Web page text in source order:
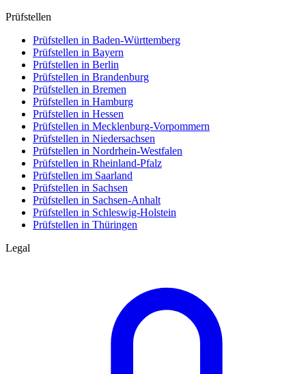
Prüfstellen
Prüfstellen in Baden-Württemberg
Prüfstellen in Bayern
Prüfstellen in Berlin
Prüfstellen in Brandenburg
Prüfstellen in Bremen
Prüfstellen in Hamburg
Prüfstellen in Hessen
Prüfstellen in Mecklenburg-Vorpommern
Prüfstellen in Niedersachsen
Prüfstellen in Nordrhein-Westfalen
Prüfstellen in Rheinland-Pfalz
Prüfstellen im Saarland
Prüfstellen in Sachsen
Prüfstellen in Sachsen-Anhalt
Prüfstellen in Schleswig-Holstein
Prüfstellen in Thüringen
Legal